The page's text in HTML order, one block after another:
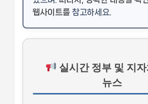
웹사이트를 참고하세요
실시간 정부 및 지
뉴스